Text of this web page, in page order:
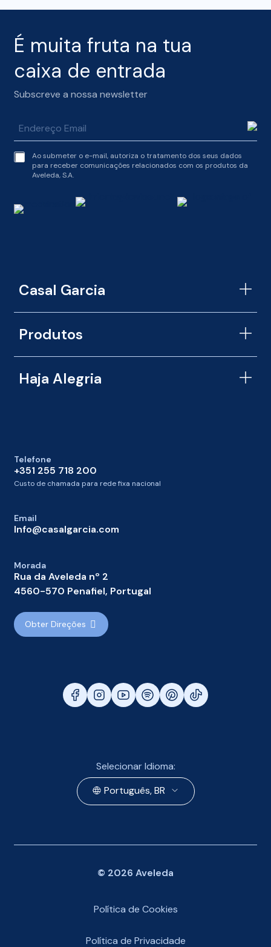
É muita fruta na tua
caixa de entrada
Subscreve a nossa newsletter
e
o
f
Ao submeter o e-mail, autoriza o tratamento dos seus dados
para receber comunicações relacionados com os produtos da
Aveleda, S.A.
Telefone
+351 255 718 200
Custo de chamada para rede fixa nacional
Email
Info@casalgarcia.com
Morada
Rua da Aveleda nº 2
4560-570 Penafiel, Portugal
Obter Direções
Casal Garcia
Produtos
Haja Alegria
Selecionar Idioma:
Português, BR
© 2026 Aveleda
Política de Cookies
Política de Privacidade